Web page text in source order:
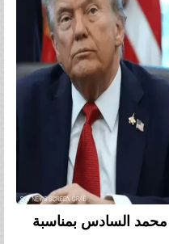
محمد السادس بمناسبة